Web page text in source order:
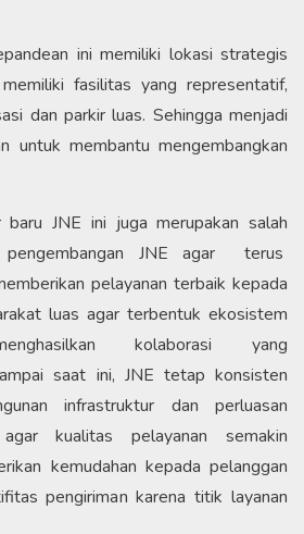
ini memiliki lokasi strategis
fasilitas yang representatif,
dan parkir luas. Sehingga menjadi
untuk membantu mengembangkan
baru JNE ini juga merupakan salah
JNE agar terus
pelayanan terbaik kepada
luas agar terbentuk ekosistem
kolaborasi yang
saat ini, JNE tetap konsisten
infrastruktur dan perluasan
agar kualitas pelayanan semakin
kemudahan kepada pelanggan
pengiriman karena titik layanan